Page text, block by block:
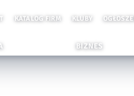
KATALOG FIRM KLUBY
BIZNES